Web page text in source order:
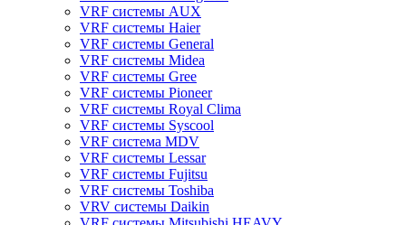
VRF системы AUX
VRF системы Haier
VRF системы General
VRF системы Midea
VRF системы Gree
VRF системы Pioneer
VRF системы Royal Clima
VRF системы Syscool
VRF система MDV
VRF системы Lessar
VRF системы Fujitsu
VRF системы Toshiba
VRV системы Daikin